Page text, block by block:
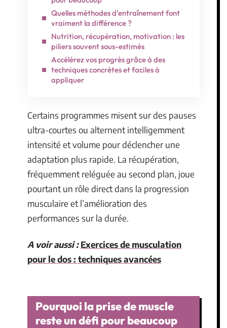
Quelles méthodes d’entraînement font
vraiment la différence ?
Nutrition, récupération, motivation : les
piliers souvent sous-estimés
Accélérez vos progrès grâce à des
techniques concrètes et faciles à
appliquer
Certains programmes misent sur des pauses
ultra-courtes ou alternent intelligemment
intensité et volume pour déclencher une
adaptation plus rapide. La récupération,
fréquemment reléguée au second plan, joue
pourtant un rôle direct dans la progression
musculaire et l’amélioration des
performances sur la durée.
A voir aussi : Exercices de musculation
pour le dos : techniques avancées
Pourquoi la prise de muscle
reste un défi pour beaucoup